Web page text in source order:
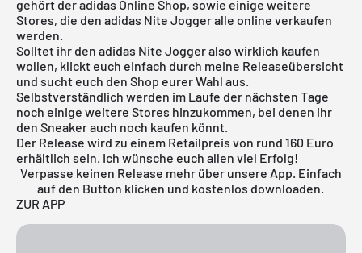
gehört deradidas Online Shop, sowie einige weitere
Stores, die den adidas Nite Jogger alle online verkaufen
werden.
Solltet ihr den adidas Nite Jogger also wirklich kaufen
wollen, klickt euch einfach durch meine Releaseübersicht
und sucht euch den Shop eurer Wahl aus.
Selbstverständlich werden im Laufe der nächsten Tage
noch einige weitere Stores hinzukommen, bei denen ihr
den Sneaker auch noch kaufen könnt.
Der Release wird zu einem Retailpreis von rund 160 Euro
erhältlich sein. Ich wünsche euch allen viel Erfolg!
Verpasse keinen Release mehr über unsere App. Einfach
auf den Button klicken und kostenlos downloaden.
ZUR APP